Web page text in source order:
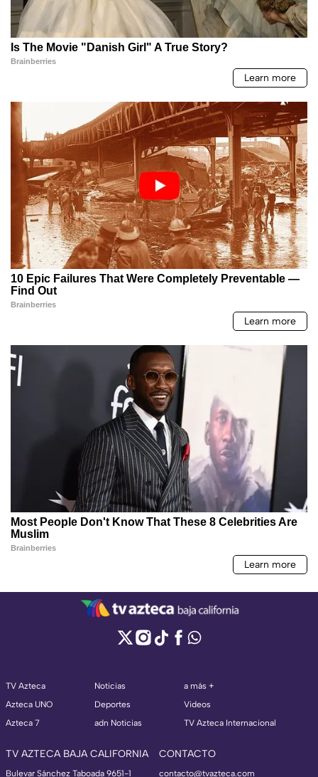
TV Azteca
Azteca UNO
Azteca 7
Noticias
Deportes
adn Noticias
a más +
Videos
TV Azteca Internacional
TV AZTECA BAJA CALIFORNIA
Bulevar Sánchez Taboada 9651-1
CONTACTO
contacto@tvazteca.com